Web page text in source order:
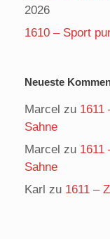
2026
1610 – Sport
Neueste
Marcel zu 1611
Sahne
Marcel zu 1611
Sahne
Karl zu 1611 –